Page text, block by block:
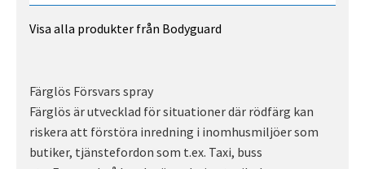
Visa alla produkter från Bodyguard
Färglös Försvars spray
Färglös är utvecklad för situationer där rödfärg kan
riskera att förstöra inredning i inomhusmiljöer som
butiker, tjänstefordon som t.ex. Taxi, buss